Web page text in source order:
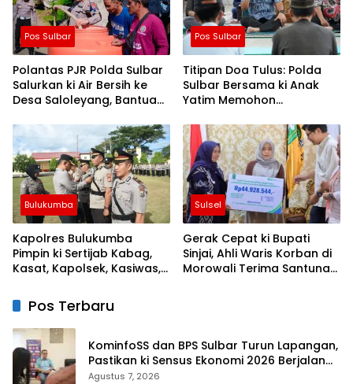
Pos Sulbar
Polantas PJR Polda Sulbar
Salurkan ki Air Bersih ke
Desa Saloleyang, Bantuan
Kemarau
Pos Sulbar
Titipan Doa Tulus: Polda
Sulbar Bersama ki Anak
Yatim Memohon
Negeri
Bulukumba
Kapolres Bulukumba
Pimpin ki Sertijab Kabag,
Kasat, Kapolsek, Kasiwas,
Sulsel
Gerak Cepat ki Bupati
Sinjai, Ahli Waris Korban di
Morowali Terima Santunan
Pos Terbaru
KominfoSS dan BPS Sulbar Turun Lapangan,
Pastikan ki Sensus Ekonomi 2026 Berjalan
Nyaman dan Akurat
Agustus 7, 2026